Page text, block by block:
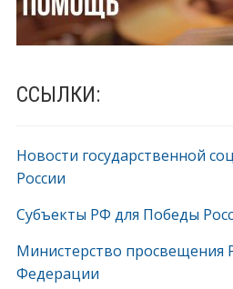
ССЫЛКИ:
Новости государственной
России
Субъекты РФ для Победы
Министерство просвещения
Федерации